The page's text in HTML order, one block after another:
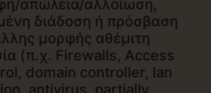
απώλεια/αλλοίωση,
διάδοση ή πρόσβαση
μορφής αθέμιτη
(π.χ. Firewalls, Access
domain controller, lan